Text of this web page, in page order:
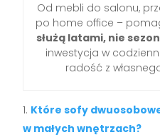
Od mebli do salonu,
po home office –
służą latami, nie
inwestycja w
radość z
Które sofy
w małych wnętrzach?